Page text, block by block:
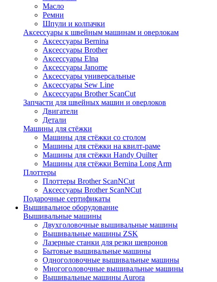
Масло
Ремни
Шпули и колпачки
Аксессуары к швейным машинам и оверлокам
Аксессуары Bernina
Аксессуары Brother
Аксессуары Elna
Аксессуары Janome
Аксессуары универсальные
Аксессуары Sew Line
Аксессуары Brother ScanCut
Запчасти для швейных машин и оверлоков
Двигатели
Детали
Машины для стёжки
Машины для стёжки со столом
Машины для стёжки на квилт-раме
Машины для стёжки Handy Quilter
Машины для стёжки Bernina Long Arm
Плоттеры
Плоттеры Brother ScanNCut
Аксессуары Brother ScanNCut
Подарочные сертификаты
Вышивальное оборудование
Вышивальные машины
Двухголовочные вышивальные машины
Вышивальные машины ZSK
Лазерные станки для резки шевронов
Бытовые вышивальные машины
Одноголовочные вышивальные машины
Многоголовочные вышивальные машины
Вышивальные машины Aurora